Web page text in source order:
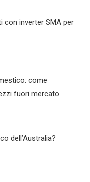
con inverter SMA per
come
fuori mercato
dell’Australia?